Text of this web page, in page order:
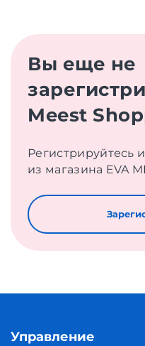
Вы еще не
Meest
Регистрируйтесь
из магазина EVA
Управление